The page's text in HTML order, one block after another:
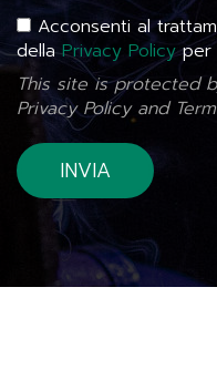
Acconsenti al
dellaPrivacy Policyper
This site is protected
Privacy Policyand